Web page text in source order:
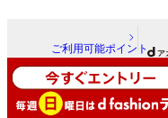
ご利用可能ポイント